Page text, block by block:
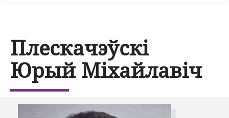
Плескачэўскі
Юрый Міхайлавіч